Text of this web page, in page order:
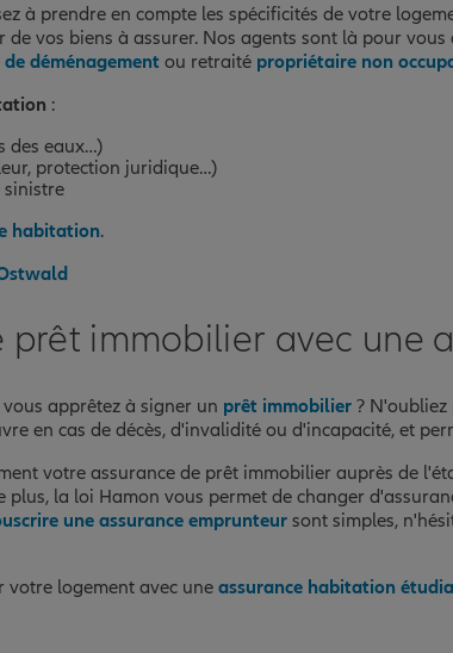
à prendre en compte les spécificités de votre
vos biens à assurer. Nos agents sont là pour
de déménagement ou retraité propriétaire non
:
des eaux…)
protection juridique…)
sinistre
habitation.
prêt immobilier avec une
apprêtez à signer un prêt immobilier ? N'oubliez
en cas de décès, d'invalidité ou d'incapacité, et
votre assurance de prêt immobilier auprès de
la loi Hamon vous permet de changer
une assurance emprunteur sont simples,
votre logement avec une assurance habitation